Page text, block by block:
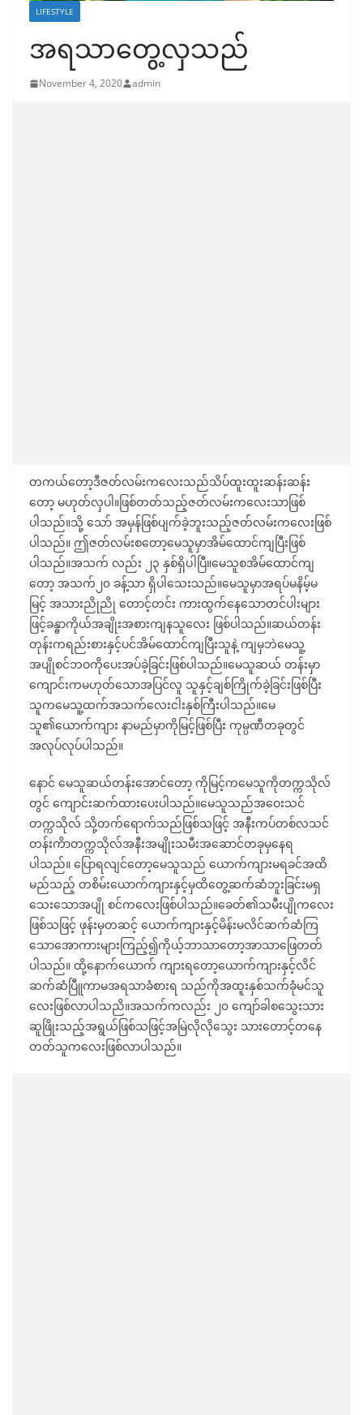
LIFESTYLE
အရသာတွေ့လှသည်
November 4, 2020 admin
တကယ်တော့ဒီဇတ်လမ်းကလေးသည်သိပ်ထူးထူးဆန်းဆန်း
တော့ မဟုတ်လှပါ။ဖြစ်တတ်သည့်ဇတ်လမ်းကလေးသာဖြစ်
ပါသည်။သို့ သော် အမှန်ဖြစ်ပျက်ခဲ့ဘူးသည့်ဇတ်လမ်းကလေးဖြစ်
ပါသည်။ ဤဇတ်လမ်းစတော့မေသူမှာအိမ်ထောင်ကျပြီးဖြစ်
ပါသည်။အသက် လည်း ၂၃ နှစ်ရှိပါပြီ။မေသူစအိမ်ထောင်ကျ
တော့ အသက်၂၀ ခန့်သာ ရှိပါသေးသည်။မေသူမှာအရပ်မနိမ့်မ
မြင့် အသားညိုညို တောင့်တင်း ကားထွက်နေသောတင်ပါးများ
ဖြင့်ခန္ဓာကိုယ်အချိုးအစားကျနသူလေး ဖြစ်ပါသည်။ဆယ်တန်း
တုန်းကရည်းစားနှင့်ပင်အိမ်ထောင်ကျပြီးသူနဲ့ ကျမှဘဲမေသူ့
အပျိုစင်ဘဝကိုပေးအပ်ခဲ့ခြင်းဖြစ်ပါသည်။မေသူဆယ် တန်းမှာ
ကျောင်းကမဟုတ်သောအပြင်လူ သူနှင့်ချစ်ကြိုက်ခဲ့ခြင်းဖြစ်ပြီး
သူကမေသူ့ထက်အသက်လေးငါးနှစ်ကြီးပါသည်။မေ
သူ၏ယောက်ကျား နာမည်မှာကိုမြင့်ဖြစ်ပြီး ကုမ္ပဏီတခုတွင်
အလုပ်လုပ်ပါသည်။
နောင် မေသူဆယ်တန်းအောင်တော့ ကိုမြင့်ကမေသူကိုတက္ကသိုလ်
တွင် ကျောင်းဆက်ထားပေးပါသည်။မေသူသည်အဝေးသင်
တက္ကသိုလ် သို့တက်ရောက်သည်ဖြစ်သဖြင့် အနီးကပ်တစ်လသင်
တန်းကိာတက္ကသိုလ်အနီးအမျိုးသမီးအဆောင်တခုမှနေရ
ပါသည်။ ပြောရလျင်တော့မေသူသည် ယောက်ကျားမရခင်အထိ
မည်သည့် တစိမ်းယောက်ကျားနှင့်မှထိတွေ့ဆက်ဆံဘူးခြင်းမရှ
သေးသောအပျို စင်ကလေးဖြစ်ပါသည်။ခေတ်၏သမီးပျိုကလေး
ဖြစ်သဖြင့် ဖုန်းမှတဆင့် ယောက်ကျားနှင့်မိန်းမလိင်ဆက်ဆံကြ
သောအောကားများကြည့်၍ကိုယ့်ဘာသာတော့အာသာဖြေတတ်
ပါသည်။ ထို့နောက်ယောက် ကျားရတော့ယောက်ကျားနှင့်လိင်
ဆက်ဆံပြီူကာမအရသာခံစားရ သည်ကိုအထူးနှစ်သက်ခုံမင်သူ
လေးဖြစ်လာပါသညိ။အသက်ကလည်း ၂၀ ကျော်ခါစသွေးသား
ဆူဖြိုးသည့်အရွယ်ဖြစ်သဖြင့်အမြဲလိုလိုသွေး သားတောင့်တနေ
တတ်သူကလေးဖြစ်လာပါသည်။